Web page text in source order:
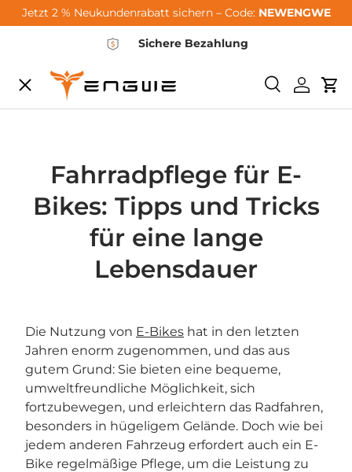
Zum Inhalt springen
Jetzt 2 % Neukundenrabatt sichern – Code: NEWENGWE
Sichere Bezahlung
Suchen
Speisekarte
City-Sale
E-Bikes
Community
Support
Fahrradpflege für E-
Bikes: Tipps und Tricks
für eine lange
Lebensdauer
Die Nutzung von E-Bikes hat in den letzten
Jahren enorm zugenommen, und das aus
gutem Grund: Sie bieten eine bequeme,
umweltfreundliche Möglichkeit, sich
fortzubewegen, und erleichtern das Radfahren,
besonders in hügeligem Gelände. Doch wie bei
jedem anderen Fahrzeug erfordert auch ein E-
Bike regelmäßige Pflege, um die Leistung zu